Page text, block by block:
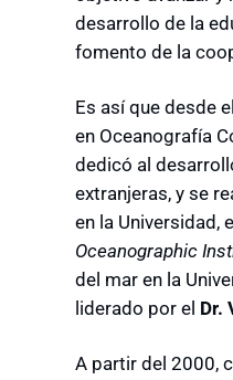
desarrollo de la
fomento de la
Es así que desde
en Oceanografía
dedicó al
extranjeras, y se
en la Universidad,
Oceanographic
del mar en la
liderado por el Dr.
A partir del 2000,